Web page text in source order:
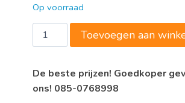
Op voorraad
Saro
Elektrische
-
2
Toevoegen aan
De beste prijzen! Goedkoper
ons! 085-0768998